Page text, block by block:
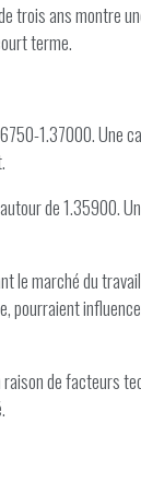
trois ans montre
terme.
1.37000. Une
de 1.35900.
le marché du
pourraient
de facteurs